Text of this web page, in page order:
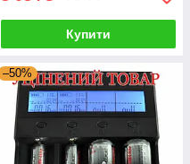
Купити
–50%